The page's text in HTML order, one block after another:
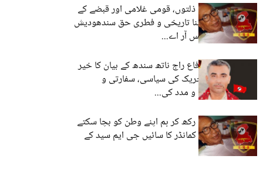
پاکستان فوج کی ذلتوں، قومی غلامی اور قبضے کے
خلاف لڑیں اور اپنا تاریخی و فطری حق سندھودیش
حاصل کریں – ایس آر اے...
بھارت کے وزیر دفاع راج ناتھ سندھ کے بیان کا خیر
مقدم – سندھ تحریک کی سیاسی، سفارتی و
مزاحمتی حمایت و مدد کی...
جنگ آزادی جاری رکھ کر ہم اپنے وطن کو بچا سکتے
ہیں – ایس آر اے کمانڈر کا سائیں جی ایم سید کے
برسی...